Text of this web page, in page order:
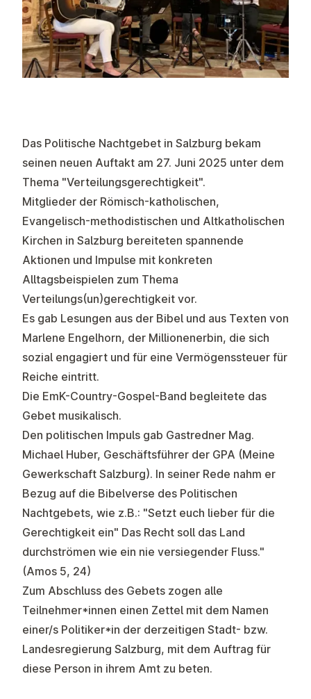
Das Politische Nachtgebet in Salzburg bekam
seinen neuen Auftakt am 27. Juni 2025 unter dem
Thema "Verteilungsgerechtigkeit".
Mitglieder der Römisch-katholischen,
Evangelisch-methodistischen und Altkatholischen
Kirchen in Salzburg bereiteten spannende
Aktionen und Impulse mit konkreten
Alltagsbeispielen zum Thema
Verteilungs(un)gerechtigkeit vor.
Es gab Lesungen aus der Bibel und aus Texten von
Marlene Engelhorn, der Millionenerbin, die sich
sozial engagiert und für eine Vermögenssteuer für
Reiche eintritt.
Die EmK-Country-Gospel-Band begleitete das
Gebet musikalisch.
Den politischen Impuls gab Gastredner Mag.
Michael Huber, Geschäftsführer der GPA (Meine
Gewerkschaft Salzburg). In seiner Rede nahm er
Bezug auf die Bibelverse des Politischen
Nachtgebets, wie z.B.: "Setzt euch lieber für die
Gerechtigkeit ein" Das Recht soll das Land
durchströmen wie ein nie versiegender Fluss."
(Amos 5, 24)
Zum Abschluss des Gebets zogen alle
Teilnehmer*innen einen Zettel mit dem Namen
einer/s Politiker*in der derzeitigen Stadt- bzw.
Landesregierung Salzburg, mit dem Auftrag für
diese Person in ihrem Amt zu beten.